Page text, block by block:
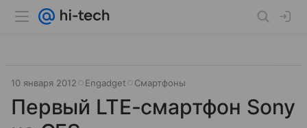
10 января 2012 Engadget Смартфоны
Первый LTE-смартфон Sony